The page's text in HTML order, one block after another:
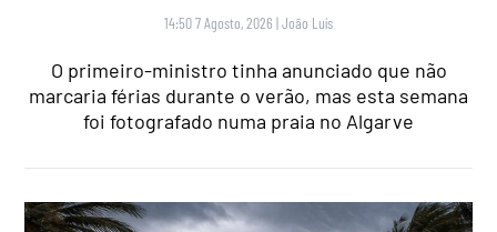
14:50 7 Agosto, 2026 |João Luís
O primeiro-ministro tinha anunciado que não
marcaria férias durante o verão, mas esta semana
foi fotografado numa praia no Algarve